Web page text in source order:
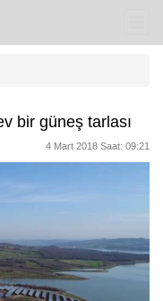
bir güneş tarlası
4 Mart 2018 Saat: 09:21